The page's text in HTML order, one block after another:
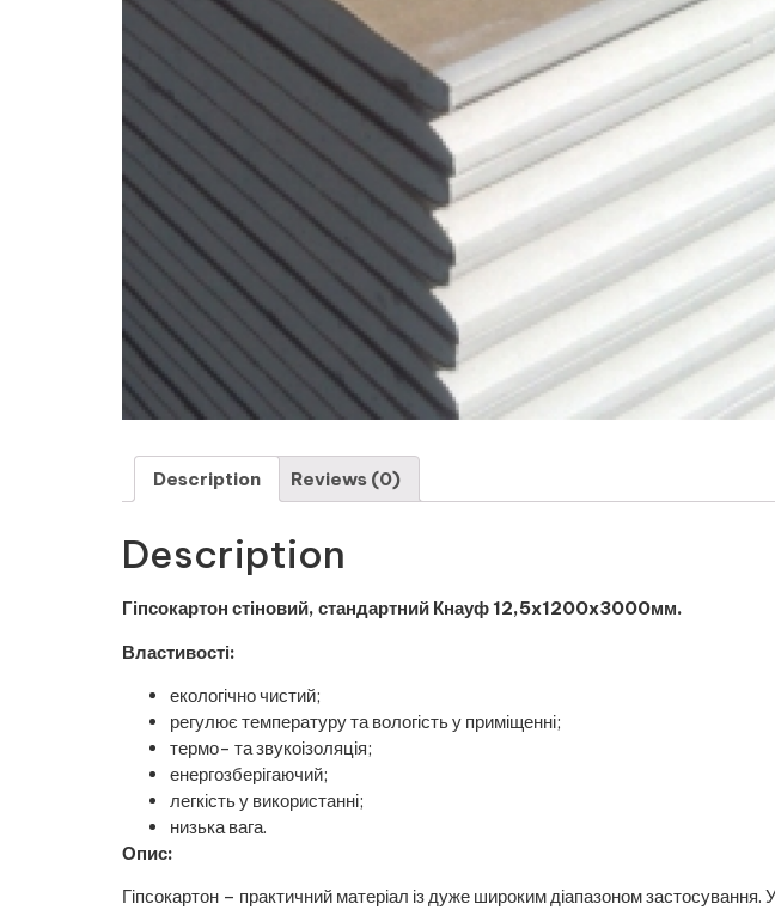
Description Reviews (0)
Description
Гіпсокартон стіновий, стандартний Кнауф 12,5x1200x3000мм.
Властивості:
екологічно чистий;
регулює температуру та вологість у приміщенні;
термо- та звукоізоляція;
енергозберігаючий;
легкість у використанні;
низька вага.
Опис:
Гіпсокартон – практичний матеріал із дуже широким діапазоном застосування.